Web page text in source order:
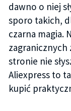
dawno o niej
sporo takich,
czarna magia.
stronie nie
Aliexpress to
kupić